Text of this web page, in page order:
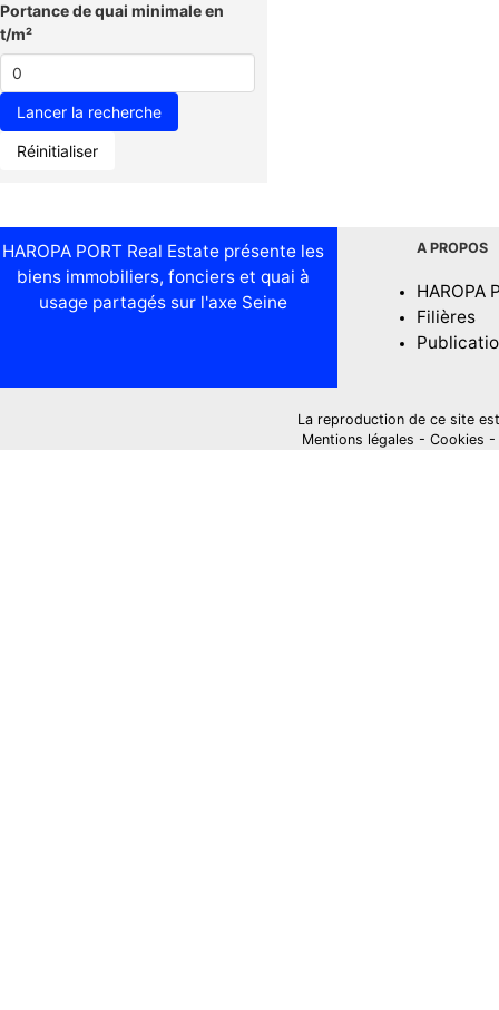
Portance de quai minimale en
t/m²
Réinitialiser
HAROPA PORT Real Estate présente les
biens immobiliers, fonciers et quai à
usage partagés sur l'axe Seine
A PROPOS
HAROPA
Filières
La reproduction de ce site
Mentions légales - Cookies -